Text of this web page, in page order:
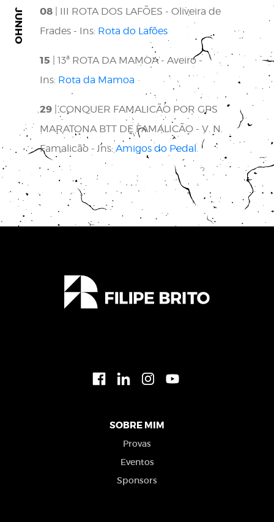
JUNHO 08
| III ROTA DOS LAFÕES - Oliveira de
Frades - Ins: Rota do Lafões
15 | 13ª ROTA DA MAMOA - Aveiro -
Ins: Rota da Mamoa
29 | CONQUER FAMALICÃO POR GPS
MARATONA BTT DE FAMALICÃO - V. N.
Famalicão - Ins: Amigos do Pedal
SOBRE MIM
Provas
Eventos
Sponsors